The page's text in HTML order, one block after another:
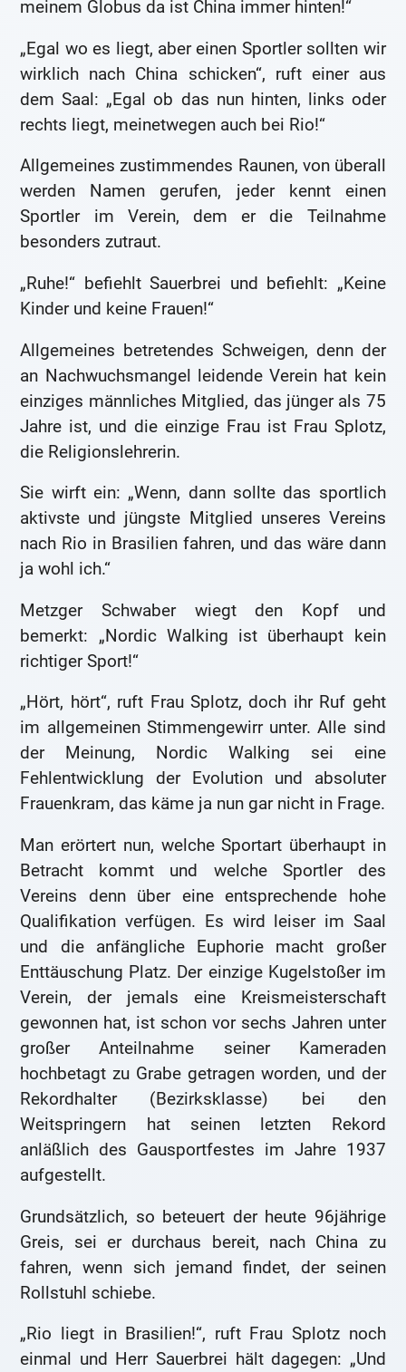
meinem Globus da ist China immer hinten!“
„Egal wo es liegt, aber einen Sportler sollten wir
wirklich nach China schicken“, ruft einer aus
dem Saal: „Egal ob das nun hinten, links oder
rechts liegt, meinetwegen auch bei Rio!“
Allgemeines zustimmendes Raunen, von überall
werden Namen gerufen, jeder kennt einen
Sportler im Verein, dem er die Teilnahme
besonders zutraut.
„Ruhe!“ befiehlt Sauerbrei und befiehlt: „Keine
Kinder und keine Frauen!“
Allgemeines betretendes Schweigen, denn der
an Nachwuchsmangel leidende Verein hat kein
einziges männliches Mitglied, das jünger als 75
Jahre ist, und die einzige Frau ist Frau Splotz,
die Religionslehrerin.
Sie wirft ein: „Wenn, dann sollte das sportlich
aktivste und jüngste Mitglied unseres Vereins
nach Rio in Brasilien fahren, und das wäre dann
ja wohl ich.“
Metzger Schwaber wiegt den Kopf und
bemerkt: „Nordic Walking ist überhaupt kein
richtiger Sport!“
„Hört, hört“, ruft Frau Splotz, doch ihr Ruf geht
im allgemeinen Stimmengewirr unter. Alle sind
der Meinung, Nordic Walking sei eine
Fehlentwicklung der Evolution und absoluter
Frauenkram, das käme ja nun gar nicht in Frage.
Man erörtert nun, welche Sportart überhaupt in
Betracht kommt und welche Sportler des
Vereins denn über eine entsprechende hohe
Qualifikation verfügen. Es wird leiser im Saal
und die anfängliche Euphorie macht großer
Enttäuschung Platz. Der einzige Kugelstoßer im
Verein, der jemals eine Kreismeisterschaft
gewonnen hat, ist schon vor sechs Jahren unter
großer Anteilnahme seiner Kameraden
hochbetagt zu Grabe getragen worden, und der
Rekordhalter (Bezirksklasse) bei den
Weitspringern hat seinen letzten Rekord
anläßlich des Gausportfestes im Jahre 1937
aufgestellt.
Grundsätzlich, so beteuert der heute 96jährige
Greis, sei er durchaus bereit, nach China zu
fahren, wenn sich jemand findet, der seinen
Rollstuhl schiebe.
„Rio liegt in Brasilien!“, ruft Frau Splotz noch
einmal und Herr Sauerbrei hält dagegen: „Und